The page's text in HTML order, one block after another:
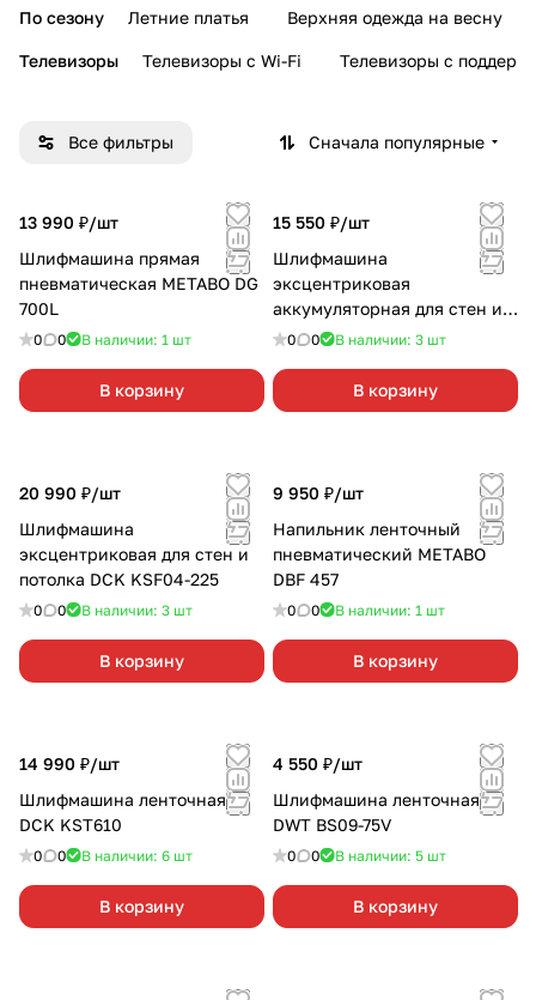
По сезону Летние платья Верхняя одежда на весну
Телевизоры Телевизоры с Wi-Fi Телевизоры с
Все фильтры Сначала популярные
13 990 ₽/шт
Шлифмашина прямая
пневматическая METABO DG
700L
0 0 В наличии: 1 шт
В корзину
15 550 ₽/шт
Шлифмашина
эксцентриковая
аккумуляторная для стен и
потолка EINHELL TE-DW
0 0 В наличии: 3 шт
В корзину
20 990 ₽/шт
Шлифмашина
эксцентриковая для стен и
потолка DCK KSF04-225
0 0 В наличии: 3 шт
В корзину
9 950 ₽/шт
Напильник ленточный
пневматический METABO
DBF 457
0 0 В наличии: 1 шт
В корзину
14 990 ₽/шт
Шлифмашина ленточная
DCK KST610
0 0 В наличии: 6 шт
В корзину
4 550 ₽/шт
Шлифмашина ленточная
DWT BS09-75V
0 0 В наличии: 5 шт
В корзину